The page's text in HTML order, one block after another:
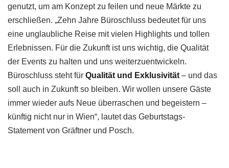
genutzt, um am Konzept zu feilen und neue Märkte zu
erschließen. „Zehn Jahre Büroschluss bedeutet für uns
eine unglaubliche Reise mit vielen Highlights und tollen
Erlebnissen. Für die Zukunft ist uns wichtig, die Qualität
der Events zu halten und uns weiterzuentwickeln.
Büroschluss steht für Qualität und Exklusivität – und das
soll auch in Zukunft so bleiben. Wir wollen unsere Gäste
immer wieder aufs Neue überraschen und begeistern –
künftig nicht nur in Wien“, lautet das Geburtstags-
Statement von Gräftner und Posch.